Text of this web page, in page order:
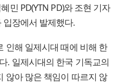
민 PD(YTN PD)와 조현 기자
입장에서 발제했다.
인해 일제시대 때에 비해 한
. 일제시대의 한국 기독교의
않아 많은 책임이 따르지 않